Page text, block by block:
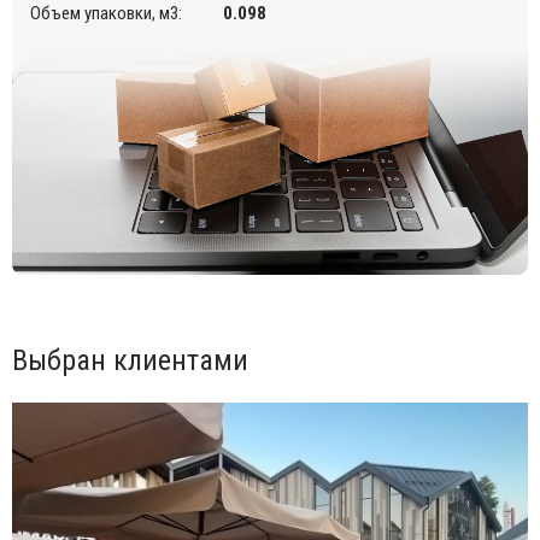
Объем упаковки, м3:
0.098
Выбран клиентами